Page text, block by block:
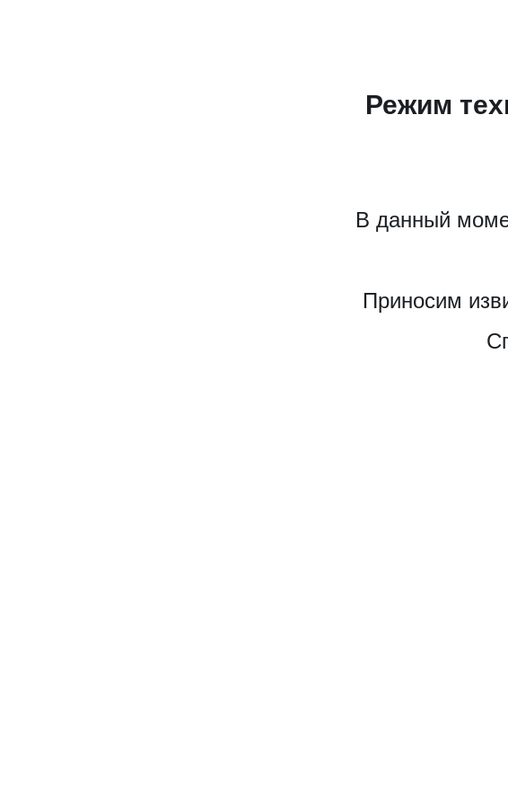
Режим
В данный
Приносим